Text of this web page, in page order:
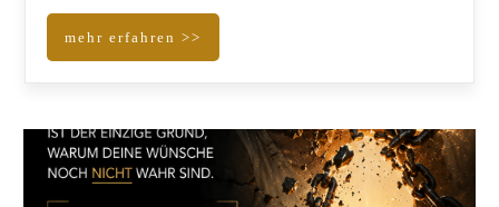
mehr erfahren >>